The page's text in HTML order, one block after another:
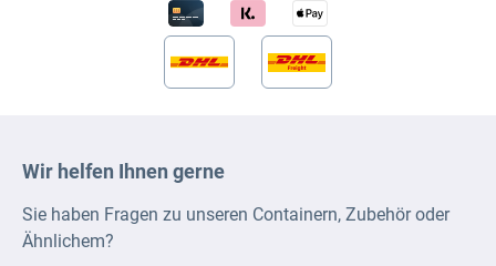
Wir helfen Ihnen gerne
Sie haben Fragen zu unseren Containern, Zubehör oder
Ähnlichem?